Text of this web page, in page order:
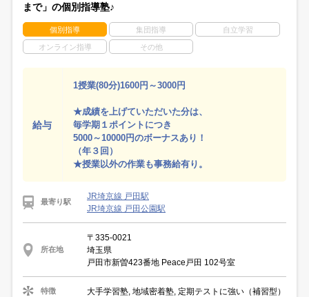
まで」の個別指導塾♪
個別指導 集団指導 自立学習
オンライン指導 その他
給与
1授業(80分)1600円～3000円
★成績を上げていただいた分は、
毎学期１ポイントにつき
5000～10000円のボーナスあり！
（年３回）
★授業以外の作業も事務給有り。
最寄り駅
JR埼京線 戸田駅
JR埼京線 戸田公園駅
所在地
〒335-0021
埼玉県
戸田市新曽423番地 Peace戸田 102号室
特徴 大手学習塾, 地域密着塾, 定期テストに強い（補習型）